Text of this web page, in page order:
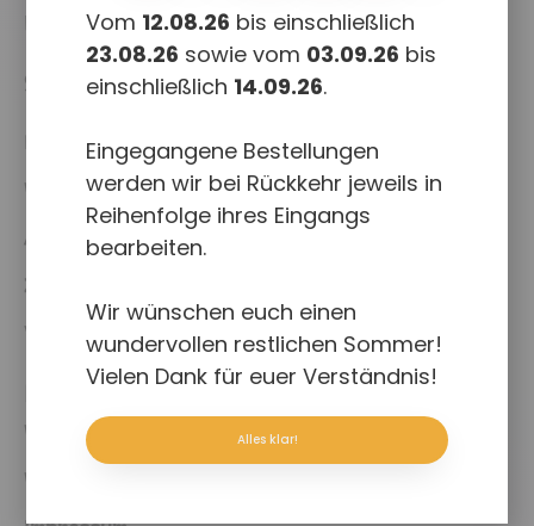
Downloads
Shop
Warenkorb
Allgemeine Geschäftsbedingungen
Zahlungsweisen
Versand & Lieferung
Rechtliches
Widerruf für digitale Inhalte
Widerruf
Vom 12.08.26 bis einschließlich
23.08.26 sowie vom 03.09.26 bis
einschließlich 14.09.26.
Eingegangene Bestellungen
werden wir bei Rückkehr jeweils in
Reihenfolge ihres Eingangs
bearbeiten.
Wir wünschen euch einen
wundervollen restlichen Sommer!
Vielen Dank für euer Verständnis!
Alles klar!